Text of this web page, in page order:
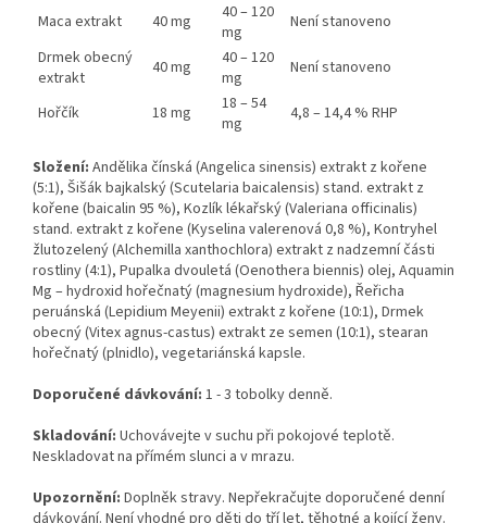
Maca extrakt 40 mg
40 – 120
mg
Není stanoveno
Drmek obecný
extrakt
40 mg
40 – 120
mg
Není stanoveno
Hořčík 18 mg
18 – 54
mg
4,8 –14,4 % RHP
Složení: Andělika čínská (Angelica sinensis) extrakt z kořene
(5:1), Šišák bajkalský (Scutelaria baicalensis) stand. extrakt z
kořene (baicalin 95 %), Kozlík lékařský (Valeriana officinalis)
stand. extrakt z kořene (Kyselina valerenová 0,8 %), Kontryhel
žlutozelený (Alchemilla xanthochlora) extrakt z nadzemní části
rostliny (4:1), Pupalka dvouletá (Oenothera biennis) olej, Aquamin
Mg – hydroxid hořečnatý (magnesium hydroxide), Řeřicha
peruánská (Lepidium Meyenii) extrakt z kořene (10:1), Drmek
obecný (Vitex agnus-castus) extrakt ze semen (10:1), stearan
hořečnatý (plnidlo), vegetariánská kapsle.
Doporučené dávkování: 1 - 3 tobolky denně.
Skladování: Uchovávejte v suchu při pokojové teplotě.
Neskladovat na přímém slunci a v mrazu.
Upozornění: Doplněk stravy. Nepřekračujte doporučené denní